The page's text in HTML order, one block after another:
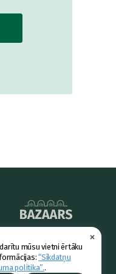
×
mūsu vietni ērtāku
“Sīkdatņu
politika”..